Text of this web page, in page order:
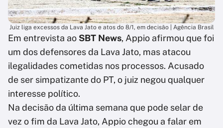
Juiz liga excessos da Lava Jato e atos do 8/1, em decisão | Agência Brasil
Em entrevista ao SBT News, Appio afirmou que foi
um dos defensores da Lava Jato, mas atacou
ilegalidades cometidas nos processos. Acusado
de ser simpatizante do PT, o juiz negou qualquer
interesse político.
Na decisão da última semana que pode selar de
vez o fim da Lava Jato, Appio chegou a falar em